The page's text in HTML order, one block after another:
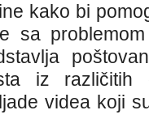
kako bi
sa
iz različitih
videa koji